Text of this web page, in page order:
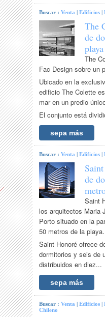
Buscar :Venta |Edificios |
The
de
The
Fac Design sobre un
Ubicado en la
edificio The Colette
mar en un predio
El conjunto está
sepa más
Buscar :Venta |Edificios |
de
Saint
los arquitectos Maria
Porto situado en la
50 metros de la playa.
Saint Honoré ofrece
dormitorios y seis de
distribuidos en diez...
sepa más
Buscar :Venta |Edificios |
Chileno